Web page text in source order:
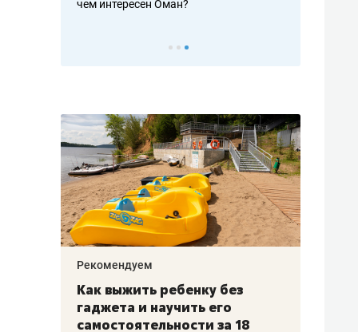
чем интересен Оман?
Рекомендуем
Как выжить ребенку без
гаджета и научить его
самостоятельности за 18